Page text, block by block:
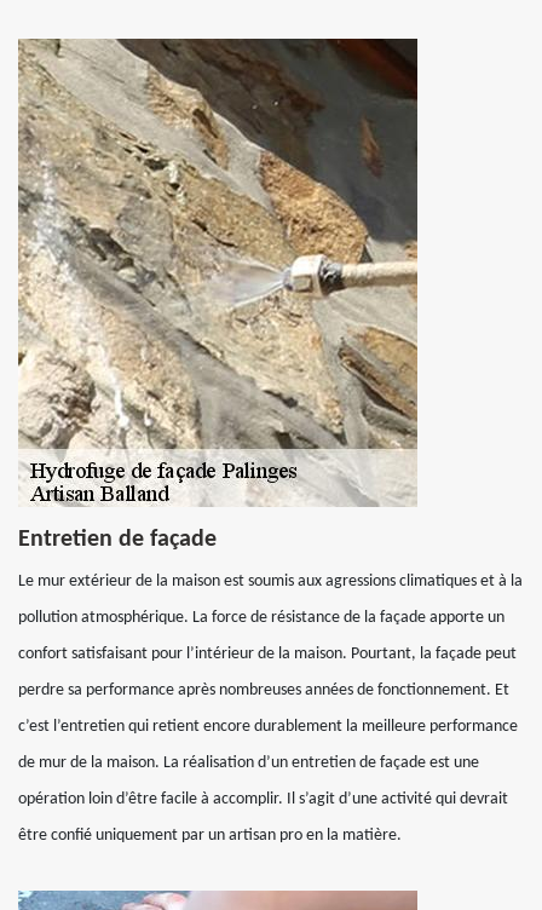
Entretien de façade
Le mur extérieur de la maison est soumis aux agressions climatiques et à la
pollution atmosphérique. La force de résistance de la façade apporte un
confort satisfaisant pour l’intérieur de la maison. Pourtant, la façade peut
perdre sa performance après nombreuses années de fonctionnement. Et
c’est l’entretien qui retient encore durablement la meilleure performance
de mur de la maison. La réalisation d’un entretien de façade est une
opération loin d’être facile à accomplir. Il s’agit d’une activité qui devrait
être confié uniquement par un artisan pro en la matière.